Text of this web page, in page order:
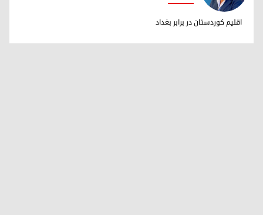
دکتر ابراهیم خالد
اقلیم کوردستان در برابر بغداد